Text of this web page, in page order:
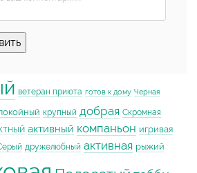
ветеран приюта готов к дому Черная
крупный добрая Скромная
активный компаньон игривая
дружелюбный активная рыжий